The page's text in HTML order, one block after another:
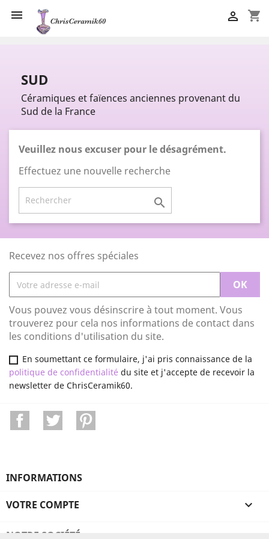
 shopping_cart

SUD
Céramiques et faïences anciennes provenant du
Sud de la France
Veuillez nous excuser pour le désagrément.
Effectuez une nouvelle recherche

Recevez nos offres spéciales
Vous pouvez vous désinscrire à tout moment. Vous
trouverez pour cela nos informations de contact dans
les conditions d'utilisation du site.
En soumettant ce formulaire, j'ai pris connaissance de la
politique de confidentialité du site et j'accepte de recevoir la
newsletter de ChrisCeramik60.
FacebookTwitter
INFORMATIONS
VOTRE COMPTE 
NOTRE SOCIÉTÉ